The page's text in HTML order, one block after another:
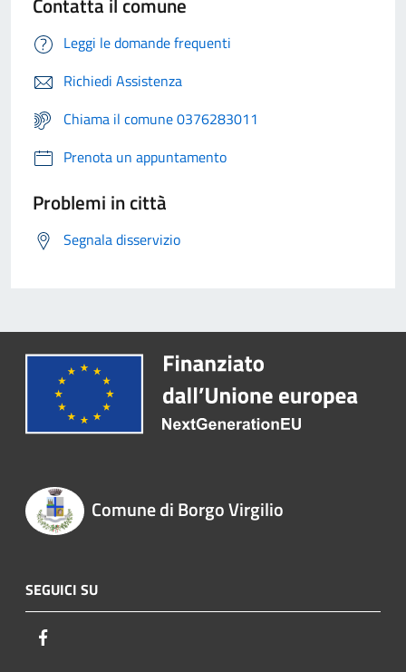
Leggi le domande frequenti
Richiedi Assistenza
Chiama il comune 0376283011
Prenota un appuntamento
Problemi in città
Segnala disservizio
Comune di Borgo Virgilio
SEGUICI SU